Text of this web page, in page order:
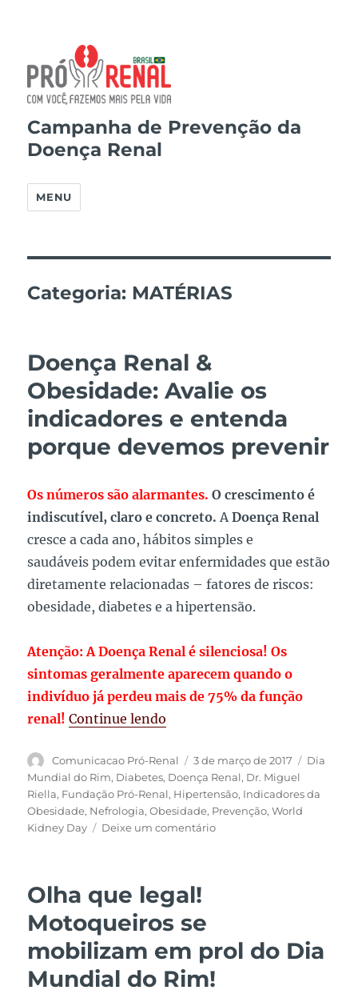
Campanha de Prevenção da
Doença Renal
MENU
Categoria: MATÉRIAS
Doença Renal &
Obesidade: Avalie os
indicadores e entenda
porque devemos prevenir
Os números são alarmantes. O crescimento é
indiscutível, claro e concreto. ADoença Renal
cresce a cada ano, hábitos simples e
saudáveis podem evitar enfermidades que estão
diretamente relacionadas – fatores de riscos:
obesidade, diabetes e a hipertensão.
Atenção: A Doença Renal é silenciosa! Os
sintomas geralmente aparecem quando o
indivíduo já perdeu mais de 75% da função
renal! Continue lendo
Autor
Comunicacao Pró-Renal
Publicado
em
3 de março de 2017 Tags
Dia
Mundial do Rim, Diabetes, Doença Renal, Dr. Miguel
Riella, Fundação Pró-Renal, Hipertensão, Indicadores da
Obesidade, Nefrologia,Obesidade, Prevenção,World
Kidney Day
Deixe um comentárioem
indicadores
e
Olha que legal!
Motoqueiros se
mobilizam em prol do Dia
Mundial do Rim!